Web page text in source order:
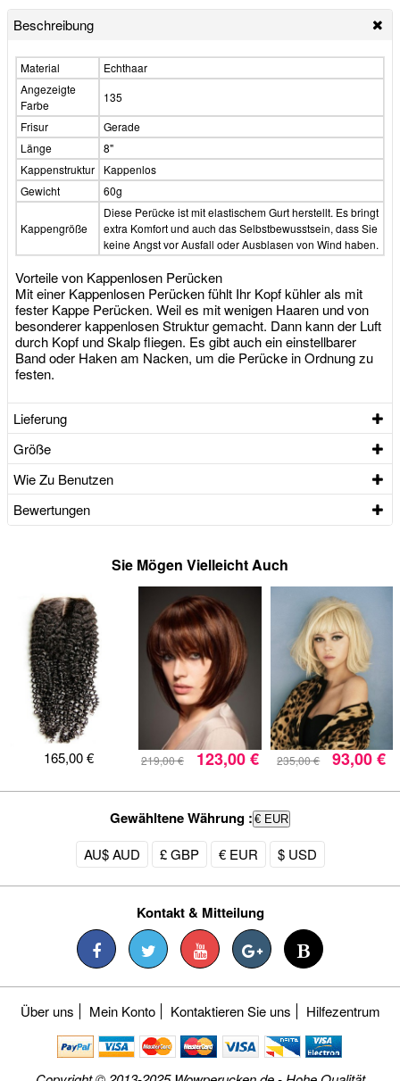
Beschreibung
Material
Echthaar
Angezeigte
Farbe
135
Frisur
Gerade
Länge
8"
Kappenstruktur
Kappenlos
Gewicht
60g
Kappengröße
Diese Perücke ist mit elastischem Gurt herstellt. Es bringt
extra Komfort und auch das Selbstbewusstsein, dass Sie
keine Angst vor Ausfall oder Ausblasen von Wind haben.
Vorteile von Kappenlosen Perücken
Mit einer Kappenlosen Perücken fühlt Ihr Kopf kühler als mit
fester Kappe Perücken. Weil es mit wenigen Haaren und von
besonderer kappenlosen Struktur gemacht. Dann kann der Luft
durch Kopf und Skalp fliegen. Es gibt auch ein einstellbarer
Band oder Haken am Nacken, um die Perücke in Ordnung zu
festen.
Lieferung
Größe
Wie Zu Benutzen
Bewertungen
Sie Mögen Vielleicht Auch
165,00 € 219,00 € 123,00 € 235,00 € 93,00 €
Gewähltene Währung : € EUR
AU$ AUD £ GBP € EUR $ USD
Kontakt & Mitteilung
Über uns Mein Konto Kontaktieren Sie uns Hilfezentrum